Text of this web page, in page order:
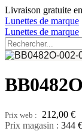
Aller
au
contenu
Livraison gratuite
Lunettes de marque
Lunettes de marque
212,00 €
Prix magasin : 344 €